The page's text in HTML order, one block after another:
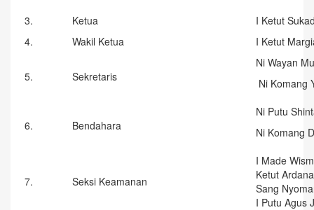
3.
Ketua
I Ketut
4.
Wakil Ketua I Ketut
5. Sekretaris
Ni Wayan
Ni Komang
6. Bendahara
Ni Putu
Ni Komang
7. Seksi Keamanan
I Made
Ketut Ardana
Sang
I Putu Agus